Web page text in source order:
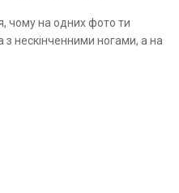
чому на одних фото ти
з нескінченними ногами, а на